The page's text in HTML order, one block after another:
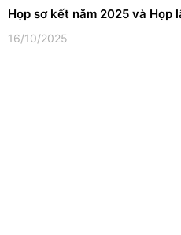
Họp sơ kết năm 2025 và Họp
16/10/2025